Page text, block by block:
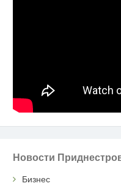
Новости
Бизнес